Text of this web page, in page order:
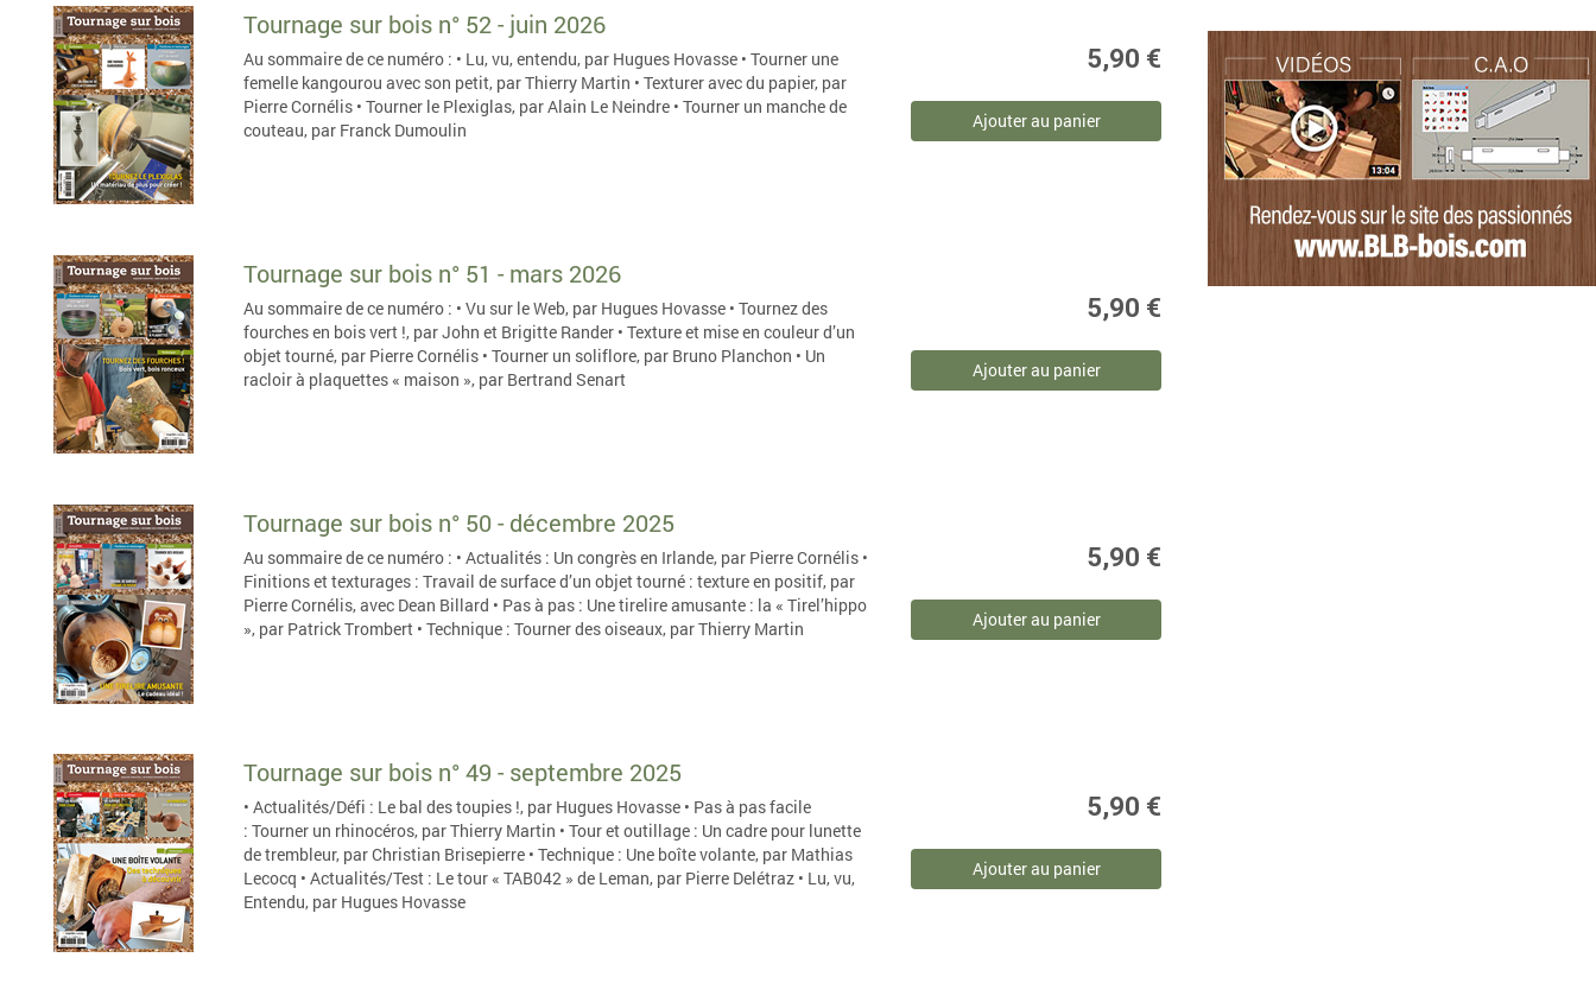
Tournage sur bois n° 52 - juin 2026
Au sommaire de ce numéro : • Lu, vu, entendu, par Hugues Hovasse • Tourner une
femelle kangourou avec son petit, par Thierry Martin • Texturer avec du papier, par
Pierre Cornélis • Tourner le Plexiglas, par Alain Le Neindre • Tourner un manche de
couteau, par Franck Dumoulin
5,90 €
Ajouter au panier
Tournage sur bois n° 51 - mars 2026
Au sommaire de ce numéro : • Vu sur le Web, par Hugues Hovasse • Tournez des
fourches en bois vert !, par John et Brigitte Rander • Texture et mise en couleur d’un
objet tourné, par Pierre Cornélis • Tourner un soliflore, par Bruno Planchon • Un
racloir à plaquettes « maison », par Bertrand Senart
5,90 €
Ajouter au panier
Tournage sur bois n° 50 - décembre 2025
Au sommaire de ce numéro : • Actualités : Un congrès en Irlande, par Pierre Cornélis •
Finitions et texturages : Travail de surface d’un objet tourné : texture en positif, par
Pierre Cornélis, avec Dean Billard • Pas à pas : Une tirelire amusante : la « Tirel’hippo
», par Patrick Trombert • Technique : Tourner des oiseaux, par Thierry Martin
5,90 €
Ajouter au panier
Tournage sur bois n° 49 - septembre 2025
• Actualités/Défi : Le bal des toupies !, par Hugues Hovasse • Pas à pas facile
: Tourner un rhinocéros, par Thierry Martin • Tour et outillage : Un cadre pour lunette
de trembleur, par Christian Brisepierre • Technique : Une boîte volante, par Mathias
Lecocq • Actualités/Test : Le tour « TAB042 » de Leman, par Pierre Delétraz • Lu, vu,
Entendu, par Hugues Hovasse
5,90 €
Ajouter au panier